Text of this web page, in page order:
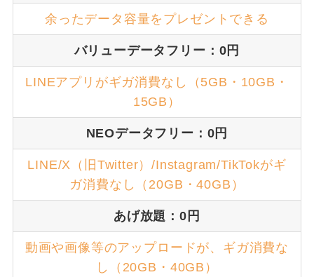
余ったデータ容量をプレゼントできる
バリューデータフリー：0円
LINEアプリがギガ消費なし（5GB・10GB・
15GB）
NEOデータフリー：0円
LINE/X（旧Twitter）/Instagram/TikTokがギ
ガ消費なし（20GB・40GB）
あげ放題：0円
動画や画像等のアップロードが、ギガ消費な
し（20GB・40GB）